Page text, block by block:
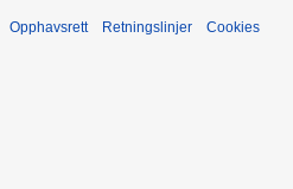
Opphavsrett Retningslinjer Cookies